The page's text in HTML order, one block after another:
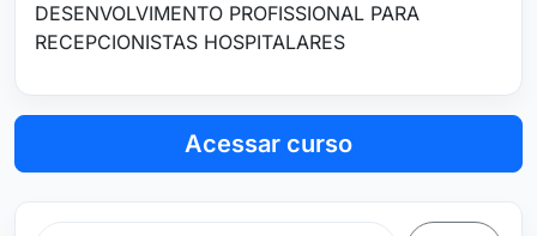
DESENVOLVIMENTO PROFISSIONAL PARA
RECEPCIONISTAS HOSPITALARES
Acessar curso